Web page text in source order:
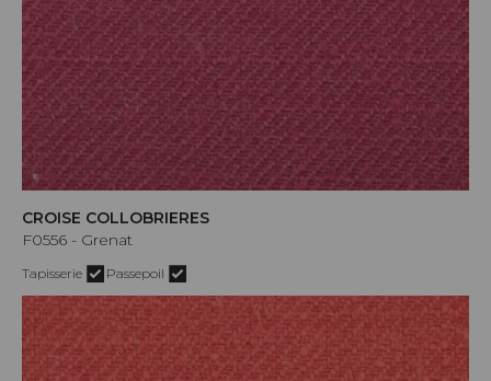
CROISE COLLOBRIERES
F0556 - Grenat
Tapisserie Passepoil